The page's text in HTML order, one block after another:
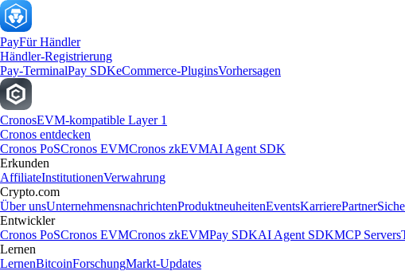
PayFür Händler
Händler-Registrierung
Pay-TerminalPay SDKeCommerce-PluginsVorhersagen
CronosEVM-kompatible Layer 1
Cronos entdecken
Cronos PoSCronos EVMCronos zkEVMAI Agent SDK
Erkunden
AffiliateInstitutionenVerwahrung
Crypto.com
Über unsUnternehmensnachrichtenProduktneuheitenEventsKarrierePartner
Entwickler
Cronos PoSCronos EVMCronos zkEVMPay SDKAI Agent SDKMCP Servers
Lernen
LernenBitcoinForschungMarkt-Updates